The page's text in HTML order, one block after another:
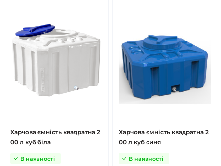
Харчова ємність квадратна 2
00 л куб біла
В наявності
Харчова ємність квадратна 2
00 л куб синя
В наявності